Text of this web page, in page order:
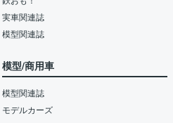
実車関連誌
模型関連誌
模型/商用車
模型関連誌
モデルカーズ